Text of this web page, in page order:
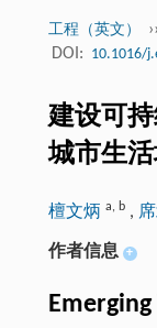
工程（英文） ››
DOI: 10.1016/
建设可
城市生
檀文炳 a, b,
作者信息 +